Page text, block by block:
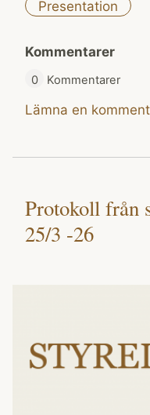
Presentation
Kommentarer
0 Kommentarer
Lämna en
Protokoll från
25/3 -26